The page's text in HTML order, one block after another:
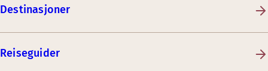
Destinasjoner
Reiseguider